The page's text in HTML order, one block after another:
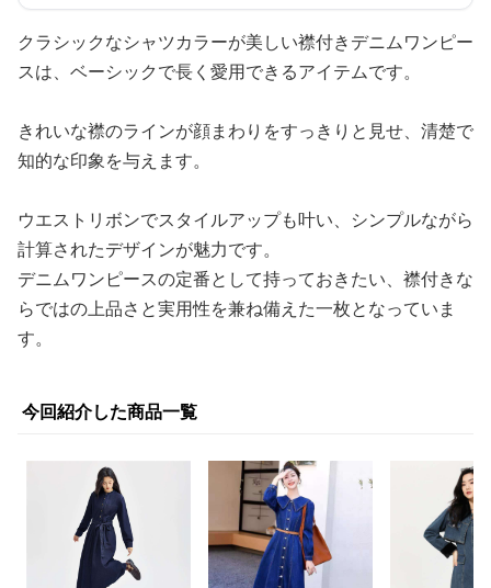
クラシックなシャツカラーが美しい襟付きデニムワンピー
スは、ベーシックで長く愛用できるアイテムです。
きれいな襟のラインが顔まわりをすっきりと見せ、清楚で
知的な印象を与えます。
ウエストリボンでスタイルアップも叶い、シンプルながら
計算されたデザインが魅力です。
デニムワンピースの定番として持っておきたい、襟付きな
らではの上品さと実用性を兼ね備えた一枚となっていま
す。
今回紹介した商品一覧